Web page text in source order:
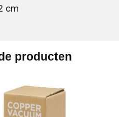
cm
producten